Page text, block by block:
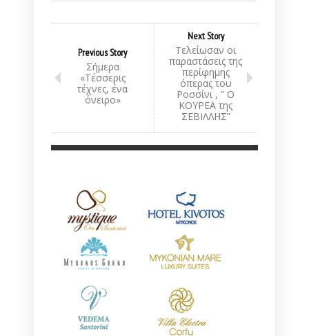
Previous Story
Σήμερα
«Τέσσερις
τέχνες, ένα
όνειρο»
Next Story
Τελείωσαν οι
παραστάσεις της
περίφημης
όπερας του
Ροσσίνι , ” Ο
ΚΟΥΡΕΑ της
ΣΕΒΙΛΛΗΣ”